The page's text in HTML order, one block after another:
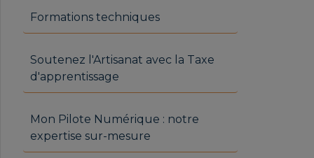
Formations techniques
Soutenez l'Artisanat avec la Taxe
d'apprentissage
Mon Pilote Numérique : notre
expertise sur-mesure